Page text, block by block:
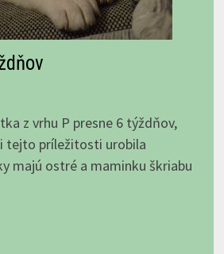
z vrhu P presne 6 týždňov,
tejto príležitosti urobila
majú ostré a maminku škriabu